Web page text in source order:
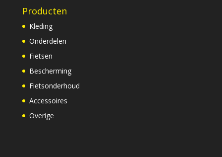
Producten
Kleding
Onderdelen
Fietsen
Bescherming
Fietsonderhoud
Accessoires
Overige